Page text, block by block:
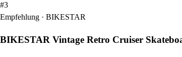
#3
Empfehlung · BIKESTAR
BIKESTAR Vintage Retro Cruiser